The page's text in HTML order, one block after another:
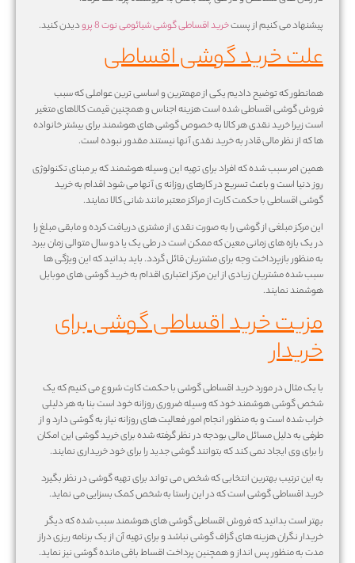
پیشنهاد می کنیم از پستخرید اقساطی گوشی شیائومی نوت 8 پرو دیدن کنید.
علت خرید گوشی اقساطی
همانطور که توضیح دادیم یکی از مهمترین و اساسی ترین عواملی که سبب
فروش گوشی اقساطی شده است هزینه اجناس و همچنین قیمت کالاهای متغیر
است زیرا خرید نقدی هر کالا به خصوص گوشی های هوشمند برای بیشتر خانواده
ها که از نظر مالی قادر به خرید نقدی آنها نیستند مقدور نبوده است.
همین امر سبب شده که افراد برای تهیه این وسیله هوشمند که بر مبنای تکنولوژی
روز دنیا است و باعث تسریع در کارهای روزانه ی آنها می شود اقدام به خرید
گوشی اقساطی با حکمت کارت از مراکز معتبر مانند شانی کالا نمایند.
این مرکز مبلغی از گوشی را به صورت نقدی از مشتری دریافت کرده و مابقی مبلغ را
در یک بازه های زمانی معین که ممکن است در طی یک یا دو سال متوالی زمان ببرد
به منظور بازپرداخت وجه برای مشتریان قائل گردد. باید بدانید که این ویژگی ها
سبب شده مشتریان زیادی از این مرکز اعتباری اقدام به خرید گوشی های موبایل
هوشمند نمایند.
مزیت خرید اقساطی گوشی برای
خریدار
با یک مثال در مورد خرید اقساطی گوشی با حکمت کارت شروع می کنیم که یک
شخص گوشی هوشمند خود که وسیله ضروری روزانه خود است بنا به هر دلیلی
خراب شده است و به منظور انجام امور فعالیت های روزانه نیاز به گوشی دارد و از
طرفی به دلیل مسائل مالی بودجه در نظر گرفته شده برای خرید گوشی این امکان
را برای وی ایجاد نمی کند که بتوانند گوشی جدید را برای خود خریداری نمایند.
به این ترتیب بهترین انتخابی که شخص می تواند برای تهیه گوشی در نظر بگیرد
خرید اقساطی گوشی است که در این راستا به شخص کمک بسزایی می نماید.
بهتر است بدانید که فروش اقساطی گوشی های هوشمند سبب شده که دیگر
خریدار نگران هزینه های گزاف گوشی نباشد و برای تهیه آن از یک برنامه ریزی دراز
مدت به منظور پس انداز و همچنین پرداخت اقساط باقی مانده گوشی نیز نماید.